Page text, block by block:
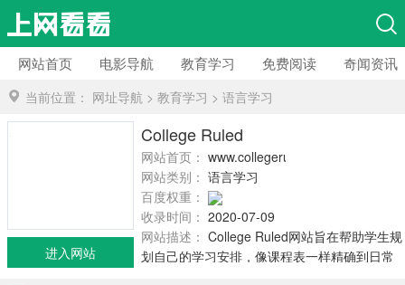
网站首页 电影导航 教育学习 免费阅读 奇闻资讯
当前位置： 网址导航 > 教育学习 > 语言学习
College Ruled
网站首页： www.collegeruled.com
网站类别： 语言学习
百度权重：
收录时间： 2020-07-09
网站描述： College Ruled网站旨在帮助学生规
划自己的学习安排，像课程表一样精确到日常
进入网站